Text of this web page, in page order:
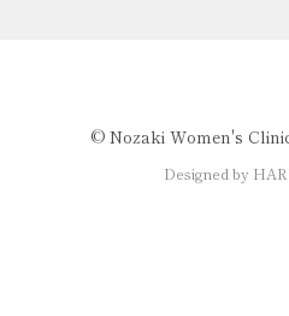
©️ Nozaki Women's
Designed by